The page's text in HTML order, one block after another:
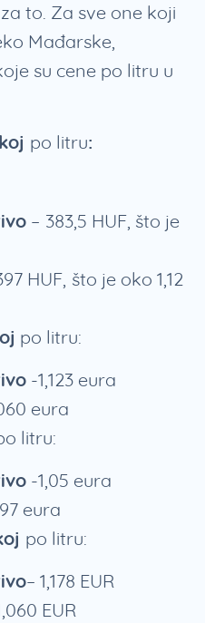
to. Za sve one koji
Mađarske,
su cene po litru u
po litru:
– 383,5 HUF, što je
HUF, što je oko 1,12
po litru:
-1,123 eura
eura
litru:
-1,05 eura
eura
po litru:
– 1,178 EUR
EUR